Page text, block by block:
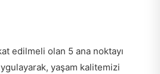
edilmeli olan 5 ana noktayı
yaşam kalitemizi